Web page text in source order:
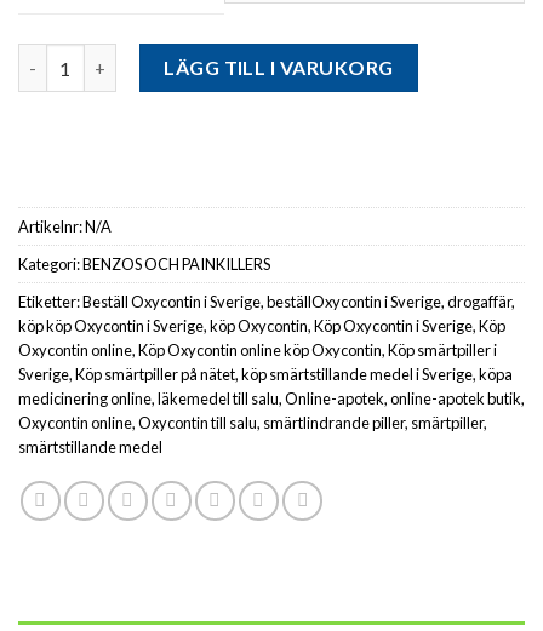
LÄGG TILL I VARUKORG
Artikelnr:N/A
Kategori:BENZOS OCH PAINKILLERS
Etiketter:Beställ Oxycontin i Sverige,beställOxycontin i Sverige,drogaffär,
köp köp Oxycontin i Sverige,köp Oxycontin,Köp Oxycontin i Sverige,Köp
Oxycontin online,Köp Oxycontin online köp Oxycontin,Köp smärtpiller i
Sverige,Köp smärtpiller på nätet,köp smärtstillande medel i Sverige,köpa
medicinering online,läkemedel till salu,Online-apotek,online-apotek butik,
Oxycontin online,Oxycontin till salu, smärtlindrande piller, smärtpiller,
smärtstillande medel